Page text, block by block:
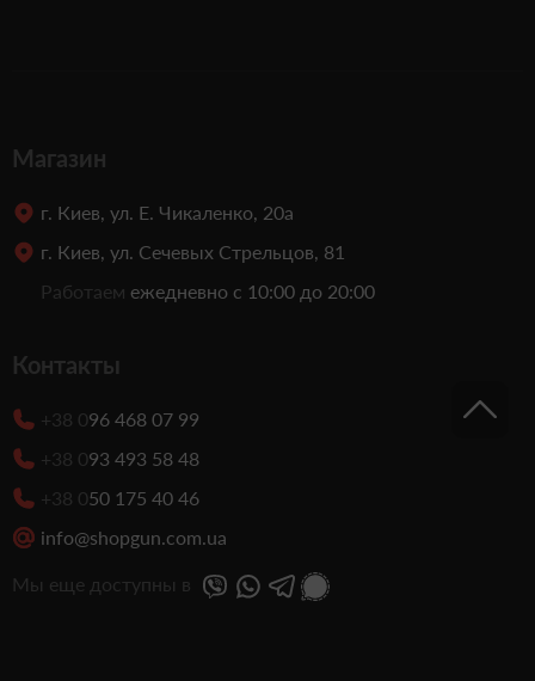
Магазин
г. Киев, ул. Е. Чикаленко, 20а
г. Киев, ул. Сечевых Стрельцов, 81
Работаем ежедневно с 10:00 до 20:00
Контакты
+38 096 468 07 99
+38 093 493 58 48
+38 050 175 40 46
info@shopgun.com.ua
Мы еще доступны в